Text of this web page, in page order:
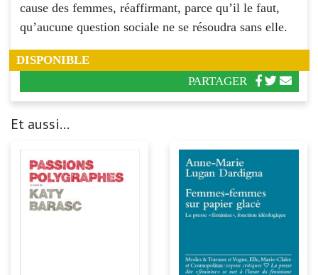
cause des femmes, réaffirmant, parce qu’il le faut,
qu’aucune question sociale ne se résoudra sans elle.
DISPONIBLE
PARTAGER
Et aussi...